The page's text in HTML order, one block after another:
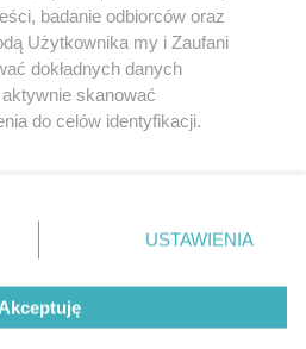
Grupa ZPR Media
badanie odbiorców oraz
Użytkownika my i Zaufani
dokładnych danych
skanować
do celów identyfikacji.
przycisk ustawień prywatności
rogu strony
nie wymagają zgody
sprzeciwić się takiemu
będą miały zastosowanie tylko
USTAWIENIA
Akceptuję